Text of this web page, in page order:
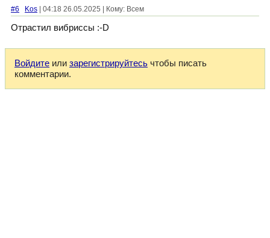
#6 Kos | 04:18 26.05.2025 | Кому: Всем
Отрастил вибриссы :-D
Войдите или зарегистрируйтесь чтобы писать
комментарии.